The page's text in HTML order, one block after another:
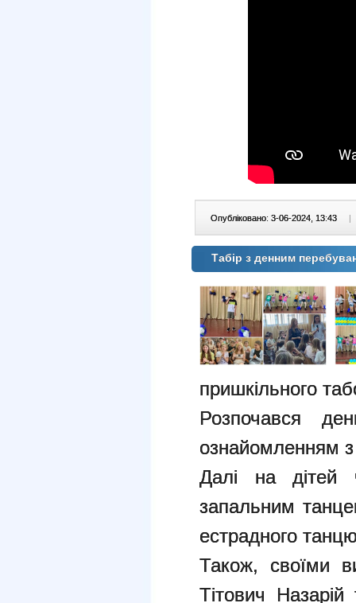
Опубліковано: 3-06-2024, 13:43 |
Табір з денним
пришкільного
Розпочався
ознайомленням
Далі на дітей
запальним
естрадного
Також, своїми
Тітович